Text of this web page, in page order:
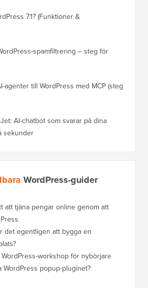
7.1? (Funktioner &
spamfiltrering – steg för
agenter till WordPress med MCP (steg
AI-chatbot som svarar på dina
sekunder
WordPress-guider
att tjäna pengar online genom att
egentligen att bygga en
workshop för nybörjare